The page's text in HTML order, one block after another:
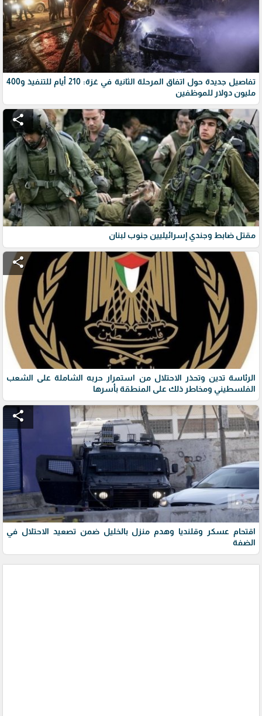
تفاصيل جديدة حول اتفاق المرحلة الثانية في غزة: 210 أيام للتنفيذ و400
مليون دولار للموظفين
share
مقتل ضابط وجندي إسرائيليين جنوب لبنان
share
الرئاسة تدين وتحذر الاحتلال من استمرار حربه الشاملة على الشعب
الفلسطيني ومخاطر ذلك على المنطقة بأسرها
share
اقتحام عسكر وقلنديا وهدم منزل بالخليل ضمن تصعيد الاحتلال في
الضفة